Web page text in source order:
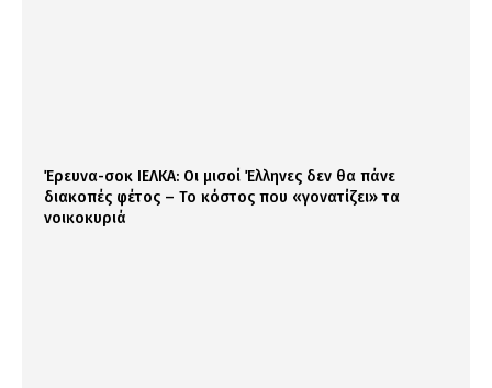
Έρευνα-σοκ ΙΕΛΚΑ: Οι μισοί Έλληνες δεν θα πάνε
διακοπές φέτος – Το κόστος που «γονατίζει» τα
νοικοκυριά